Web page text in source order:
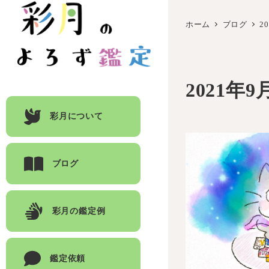
彩月について
ブログ
彩月の鑑定例
鑑定依頼
ホーム ブログ
2021年9